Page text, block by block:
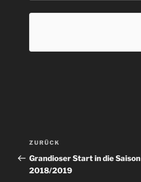
Beitragsnavigation
Vorheriger
Beitrag
ZURÜCK
Grandioser Start in die Saison
2018/2019